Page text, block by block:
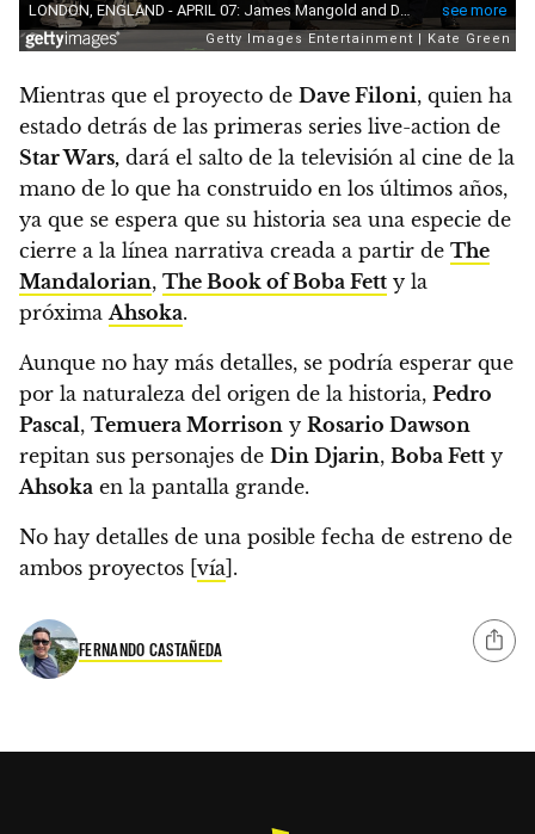
Mientras que el proyecto de Dave Filoni, quien ha
estado detrás de las primeras series live-action de
Star Wars, dará el salto de la televisión al cine de la
mano de lo que ha construido en los últimos años,
ya que se espera que su historia sea una especie de
cierre a la línea narrativa creada a partir de The
Mandalorian, The Book of Boba Fett y la
próxima Ahsoka.
Aunque no hay más detalles, se podría esperar que
por la naturaleza del origen de la historia, Pedro
Pascal, Temuera Morrison y Rosario Dawson
repitan sus personajes de Din Djarin, Boba Fett y
Ahsoka en la pantalla grande.
No hay detalles de una posible fecha de estreno de
ambos proyectos [vía].
FERNANDO CASTAÑEDA